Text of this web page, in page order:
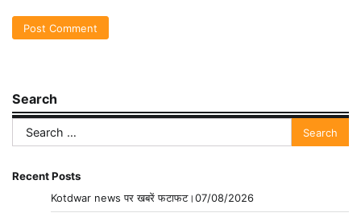
Search
Search
for:
Recent Posts
Kotdwar news पर खबरें फटाफट।07/08/2026